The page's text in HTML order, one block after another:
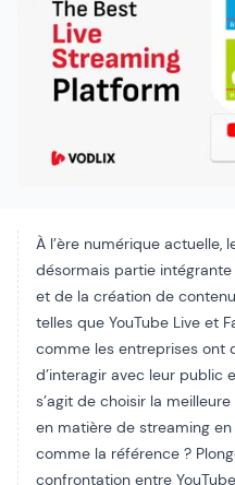
À l’ère numérique actuelle,
désormais partie
et de la création de
telles que YouTube Live et
comme les entreprises ont
d’interagir avec leur public
s’agit de choisir la
en matière de streaming
comme la référence ?
confrontation entre